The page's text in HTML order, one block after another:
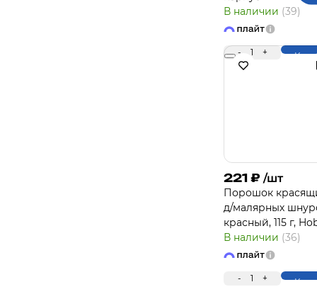
В наличии (39)
- 1 +
221 ₽ /шт
Порошок
д/малярных
красный, 115 г,
В наличии (36)
- 1 +